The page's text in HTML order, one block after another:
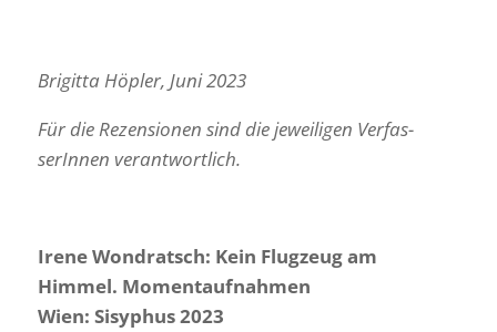
Brigitta Höpler, Juni 2023
Für die Rezen­sionen sind die jewei­ligen Verfas­
se­rInnen verantwortlich.
Irene Wond­ratsch: Kein Flug­zeug am
Himmel. Moment­auf­nahmen
Wien: Sisy­phus 2023